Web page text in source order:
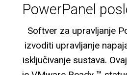
PowerPanel
Softver za upravljanje
izvoditi upravljanje
isključivanje sustava.